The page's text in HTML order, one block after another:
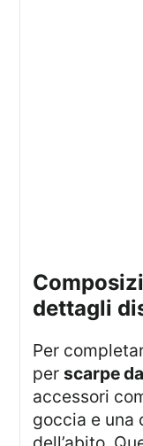
composizione dell’outfit e
dettagli
Per completare l’insieme, Charlene optò
perscarpe
accessori
goccia e una